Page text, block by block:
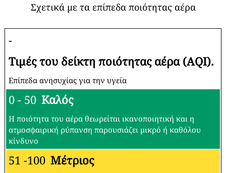
Σχετικά με τα επίπεδα ποιότητας αέρα
-
Τιμές του δείκτη ποιότητας αέρα (AQI).
Επίπεδα ανησυχίας για την υγεία
0 - 50 Καλός
Η ποιότητα του αέρα θεωρείται ικανοποιητική και η
ατμοσφαιρική ρύπανση παρουσιάζει μικρό ή καθόλου
κίνδυνο
51 -100 Μέτριος